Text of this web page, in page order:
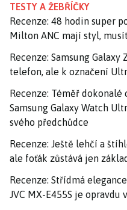
TESTY A ŽEBŘÍČKY
Recenze: 48 hodin super
Milton ANC mají styl,
Recenze: Samsung
telefon, ale k označení
Recenze: Téměř dokonalé
Samsung Galaxy Watch
svého předchůdce
Recenze: Ještě lehčí a
ale foťák zůstává jen
Recenze: Střídmá
JVC MX-E455S je opravdu